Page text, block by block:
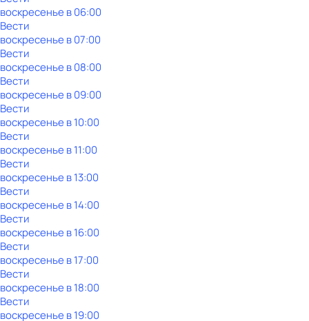
воскресенье в06:00
Вести
воскресенье в07:00
Вести
воскресенье в08:00
Вести
воскресенье в09:00
Вести
воскресенье в10:00
Вести
воскресенье в11:00
Вести
воскресенье в13:00
Вести
воскресенье в14:00
Вести
воскресенье в16:00
Вести
воскресенье в17:00
Вести
воскресенье в18:00
Вести
воскресенье в19:00